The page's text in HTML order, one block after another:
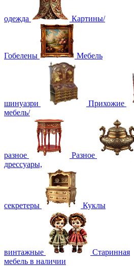
одежда Картины/
Гобелены Мебель
шинуазри Прихожие
мебель/
разное Разное
дрессуары,
секретеры Куклы
винтажные
Старинная
мебель в наличии